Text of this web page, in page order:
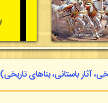
آثار باستانی، بناهای تاریخی)